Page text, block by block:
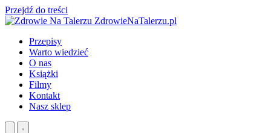
Przejdź do treści
ZdrowieNaTalerzu.pl
Przepisy
Warto wiedzieć
O nas
Książki
Filmy
Kontakt
Nasz sklep